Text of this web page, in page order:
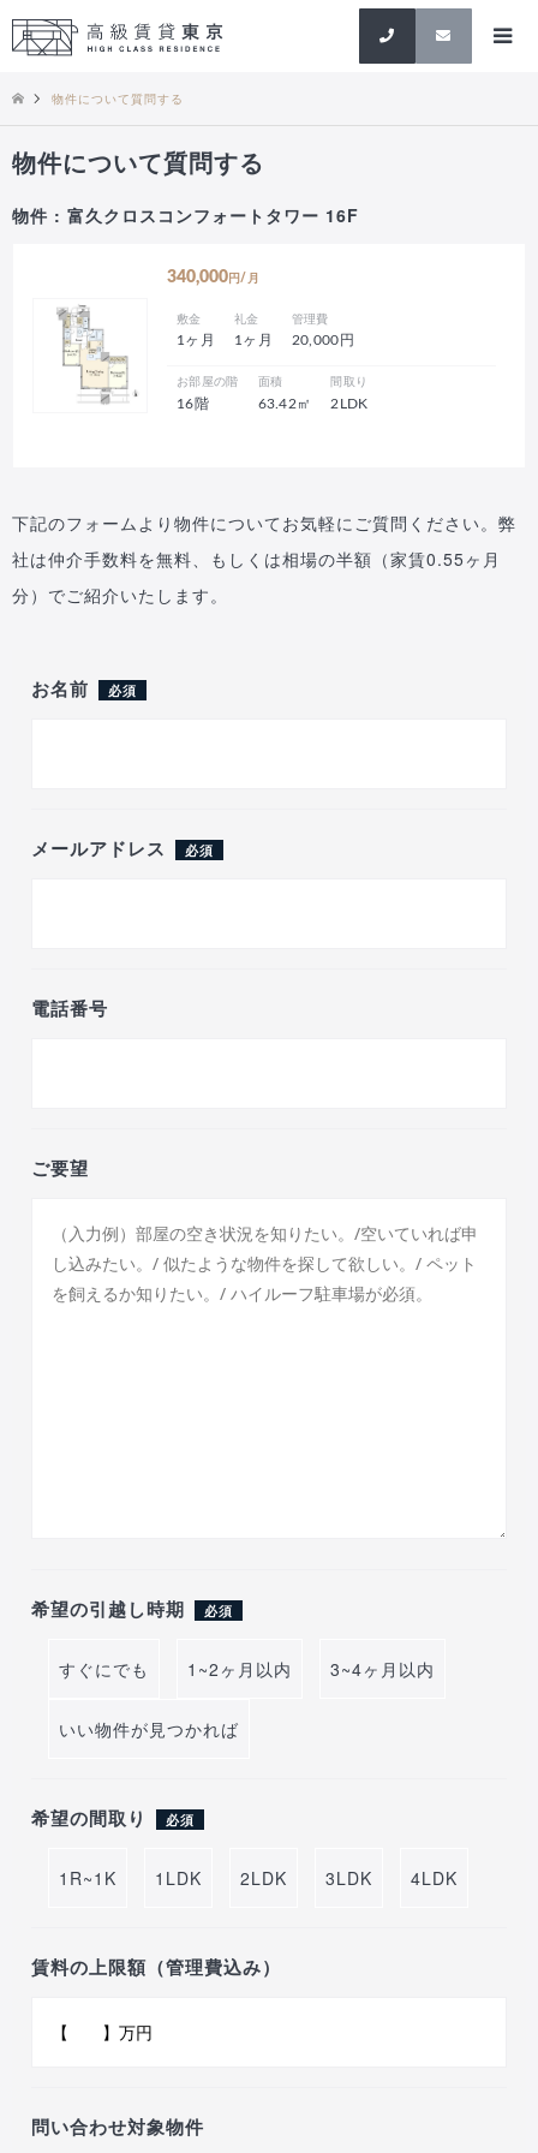
検索
物件について質問する
物件について質問する
物件 : 富久クロスコンフォートタワー 16F
340,000 円/月
敷金
1ヶ月
礼金
1ヶ月
管理費
20,000円
お部屋の階
16階
面積
63.42㎡
間取り
2LDK
下記のフォームより物件についてお気軽にご質問ください。弊
社は仲介手数料を無料、もしくは相場の半額（家賃0.55ヶ月
分）でご紹介いたします。
お名前 必須
メールアドレス 必須
電話番号
ご要望
希望の引越し時期 必須
すぐにでも 1~2ヶ月以内 3~4ヶ月以内
いい物件が見つかれば
希望の間取り 必須
1R~1K 1LDK 2LDK 3LDK 4LDK
賃料の上限額（管理費込み）
問い合わせ対象物件